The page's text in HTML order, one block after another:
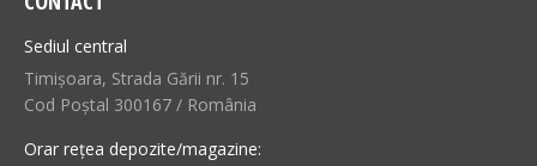
Sediul central
Timișoara, Strada Gării nr. 15
Cod Poștal 300167 / România
Orar rețea depozite/magazine: